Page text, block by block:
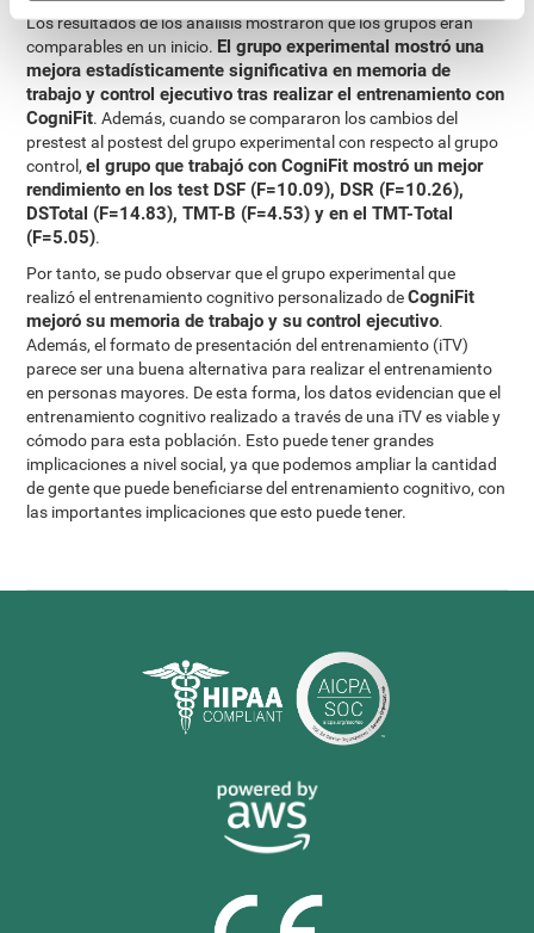
Los resultados de los análisis mostraron que los grupos eran
comparables en un inicio. El grupo experimental mostró una
mejora estadísticamente significativa en memoria de
trabajo y control ejecutivo tras realizar el entrenamiento con
CogniFit. Además, cuando se compararon los cambios del
prestest al postest del grupo experimental con respecto al grupo
control,el grupo que trabajó con CogniFit mostró un mejor
rendimiento en los test DSF (F=10.09), DSR (F=10.26),
DSTotal (F=14.83), TMT-B (F=4.53) y en el TMT-Total
(F=5.05).
Por tanto, se pudo observar que el grupo experimental que
realizó el entrenamiento cognitivo personalizado deCogniFit
mejoró su memoria de trabajo y su control ejecutivo.
Además, el formato de presentación del entrenamiento (iTV)
parece ser una buena alternativa para realizar el entrenamiento
en personas mayores. De esta forma, los datos evidencian que el
entrenamiento cognitivo realizado a través de una iTV es viable y
cómodo para esta población. Esto puede tener grandes
implicaciones a nivel social, ya que podemos ampliar la cantidad
de gente que puede beneficiarse del entrenamiento cognitivo, con
las importantes implicaciones que esto puede tener.